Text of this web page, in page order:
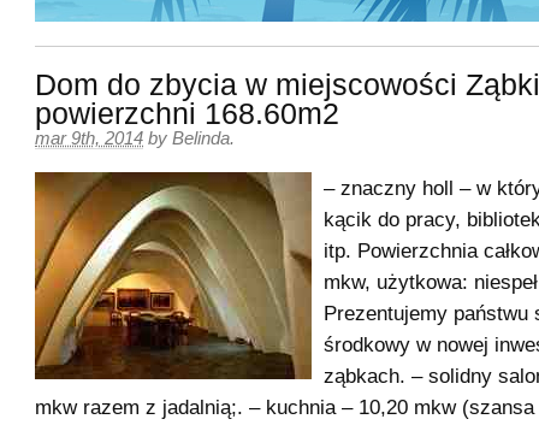
Dom do zbycia w miejscowości
powierzchni 168.60m2
mar 9th, 2014 by Belinda.
– znaczny holl – w
kącik do pracy,
itp. Powierzchnia
mkw, użytkowa:
Prezentujemy państwu
środkowy w nowej
ząbkach. – solidny
mkw razem z jadalnią;. – kuchnia – 10,20 mkw (szansa